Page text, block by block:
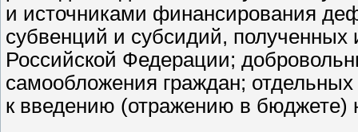
и источниками финансирования
субвенций и субсидий,
Российской Федерации;
самообложения граждан;
к введению (отражению в бюджете)